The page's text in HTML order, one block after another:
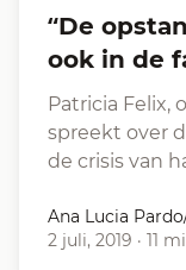
“De opstand tegen Bolsonaro zal
ook in de
Patricia Felix,
spreekt over
de crisis van
Ana Lucia
2 juli, 2019 · 11